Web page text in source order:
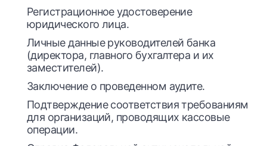
Регистрационное удостоверение
юридического лица.
Личные данные руководителей банка
(директора, главного бухгалтера и их
заместителей).
Заключение о проведенном аудите.
Подтверждение соответствия требованиям
для организаций, проводящих кассовые
операции.